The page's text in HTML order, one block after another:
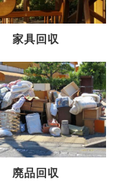
家具回収
廃品回収